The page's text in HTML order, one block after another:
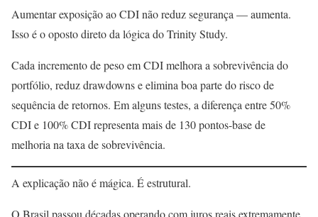
Aumentar exposição ao CDI não reduz segurança — aumenta.
Isso é o oposto direto da lógica do Trinity Study.
Cada incremento de peso em CDI melhora a sobrevivência do
portfólio, reduz drawdowns e elimina boa parte do risco de
sequência de retornos. Em alguns testes, a diferença entre 50%
CDI e 100% CDI representa mais de 130 pontos-base de
melhoria na taxa de sobrevivência.
A explicação não é mágica. É estrutural.